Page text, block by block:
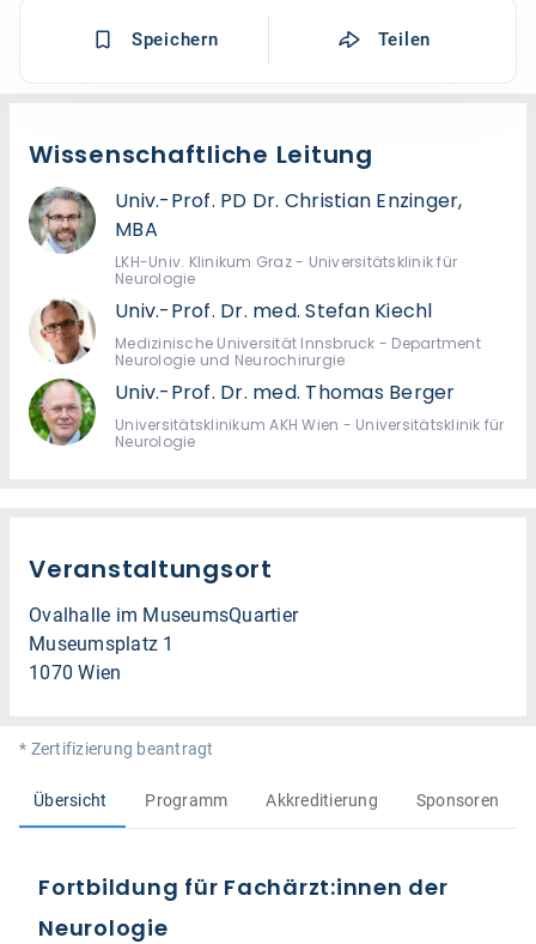
Übersicht Programm Akkreditierung Sponsoren
Fortbildung für Fachärzt:innen der
Neurologie
Speichern Teilen
Wissenschaftliche Leitung
Univ.-Prof. PD Dr. Christian Enzinger,
MBA
LKH-Univ. Klinikum Graz - Universitätsklinik für
Neurologie
Univ.-Prof. Dr. med. Stefan Kiechl
Medizinische Universität Innsbruck - Department
Neurologie und Neurochirurgie
Univ.-Prof. Dr. med. Thomas Berger
Universitätsklinikum AKH Wien - Universitätsklinik für
Neurologie
Veranstaltungsort
Ovalhalle im MuseumsQuartier
Museumsplatz 1
1070 Wien
* Zertifizierung beantragt